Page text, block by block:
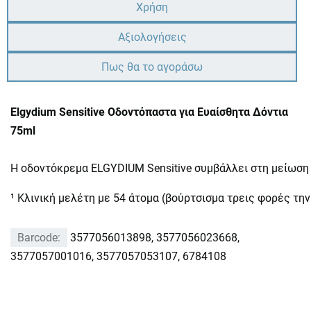
Χρήση
Αξιολογήσεις
Πως θα το αγοράσω
Elgydium Sensitive Οδοντόπαστα για Ευαίσθητα Δόντια
75ml
Η οδοντόκρεμα ELGYDIUM Sensitive συμβάλλει στη
¹ Κλινική μελέτη με 54 άτομα (βούρτσισμα τρεις φορές
Barcode:
3577056013898, 3577056023668,
3577057001016, 3577057053107, 6784108